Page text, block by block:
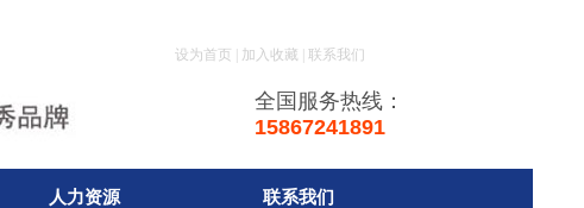
人力资源 联系我们
设为首页 加入收藏 联系我们
全国服务热线：
15867241891